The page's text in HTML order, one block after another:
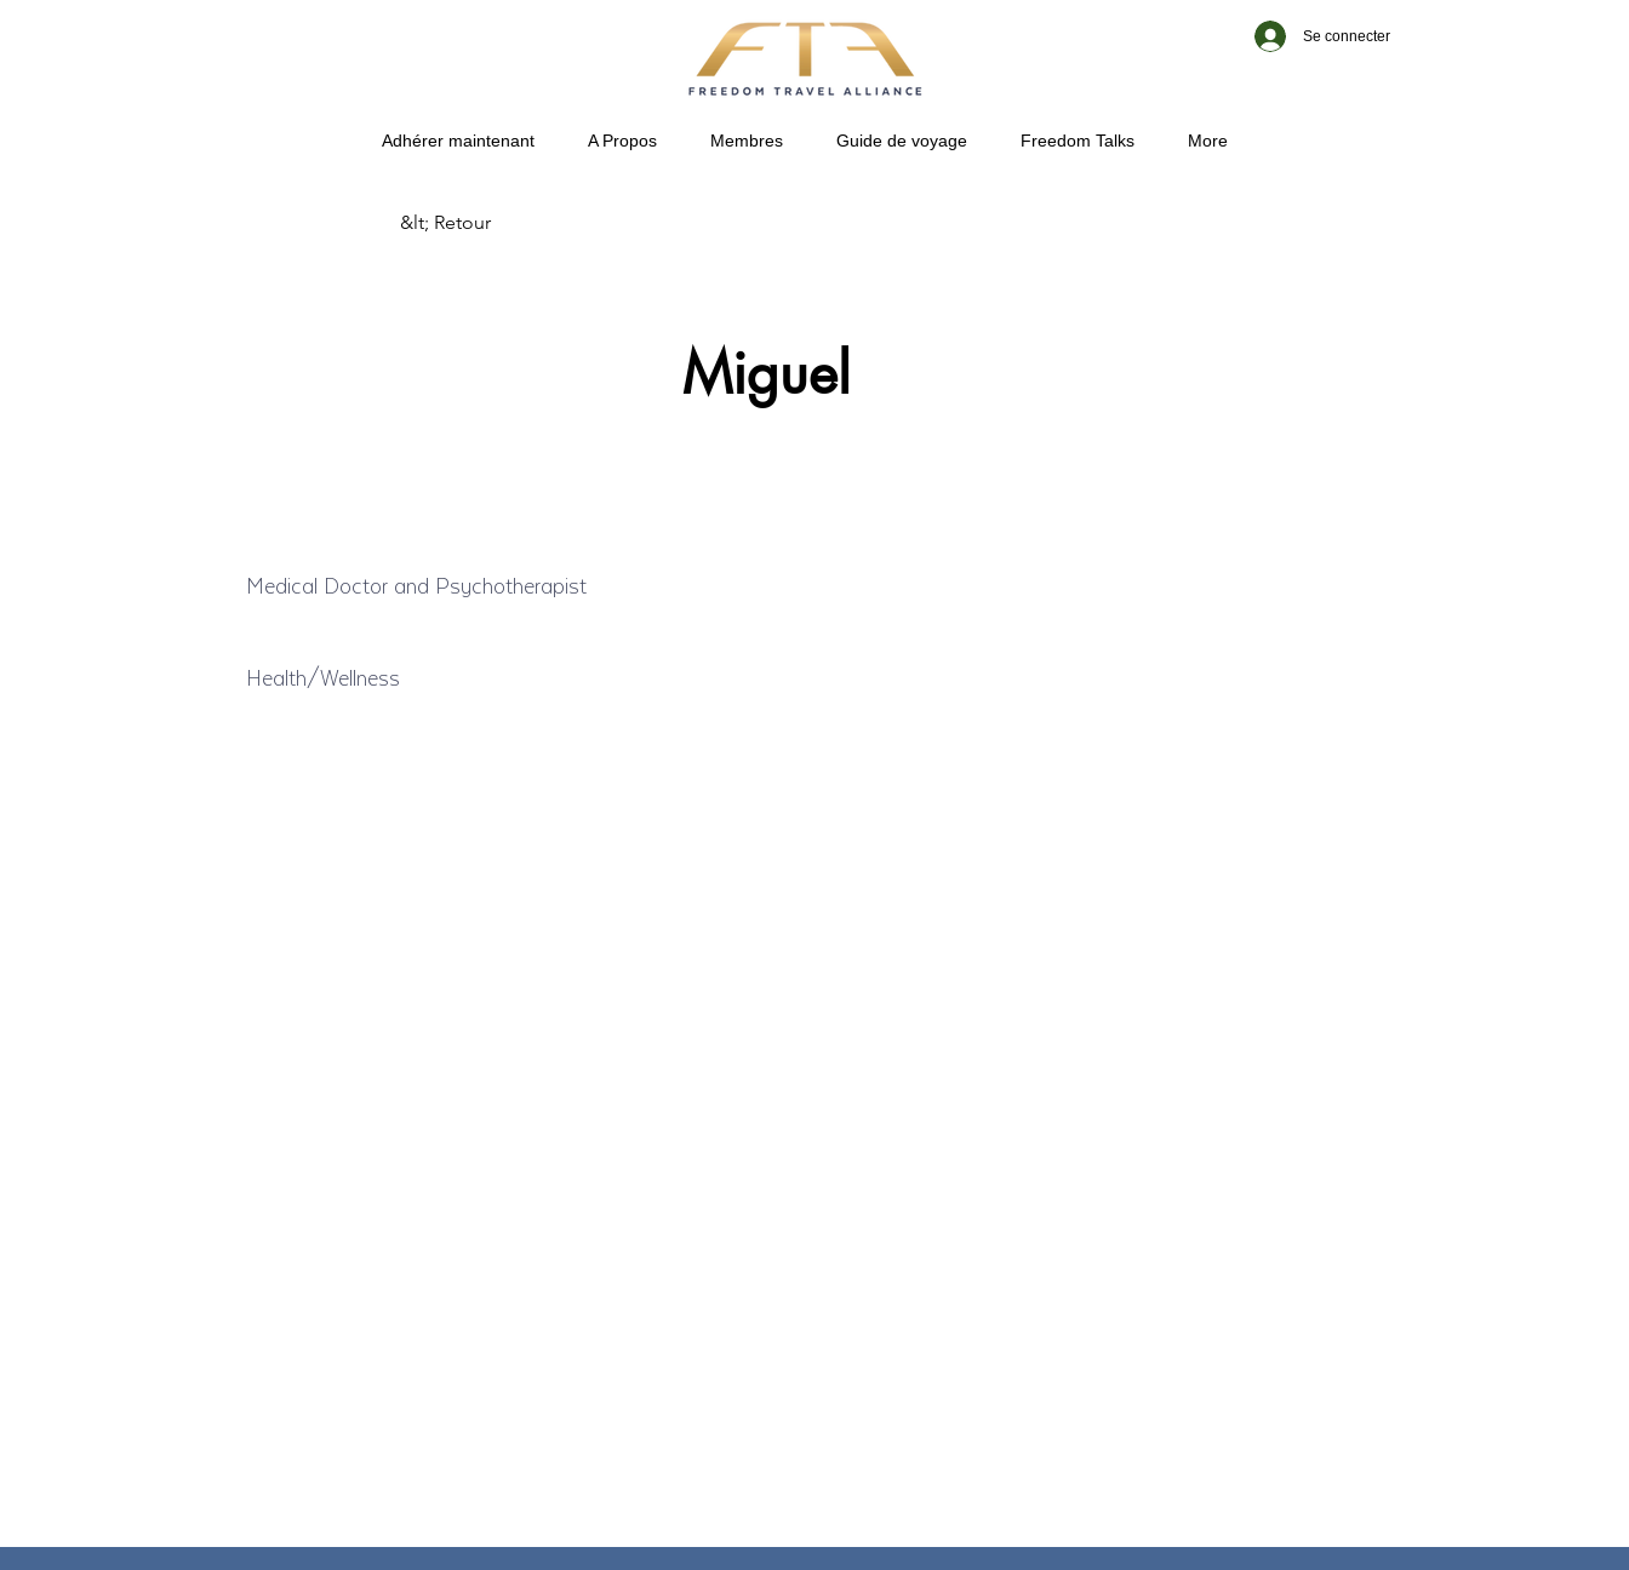
Se connecter
Adhérer maintenant A Propos Membres Guide de voyage Freedom Talks More
&lt; Retour
Miguel
Medical Doctor and Psychotherapist
Health/Wellness